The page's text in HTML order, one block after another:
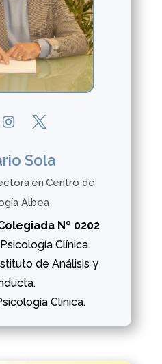
Sola
en Centro de
Albea
Nº 0202
Clínica.
de Análisis y
Clínica.